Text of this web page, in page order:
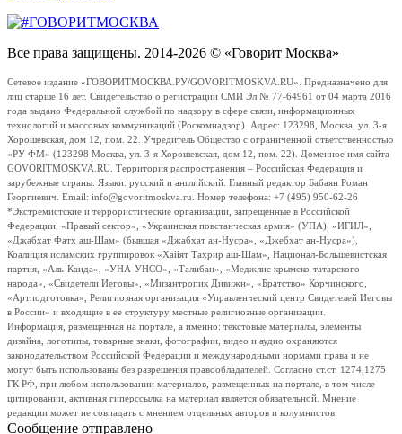
Все права защищены. 2014-2026 © «Говорит Москва»
Сетевое издание «ГОВОРИТМОСКВА.РУ/GOVORITMOSKVA.RU». Предназначено для
лиц старше 16 лет. Свидетельство о регистрации СМИ Эл № 77-64961 от 04 марта 2016
года выдано Федеральной службой по надзору в сфере связи, информационных
технологий и массовых коммуникаций (Роскомнадзор). Адрес: 123298, Москва, ул. 3-я
Хорошевская, дом 12, пом. 22. Учредитель Общество с ограниченной ответственностью
«РУ ФМ» (123298 Москва, ул. 3-я Хорошевская, дом 12, пом. 22). Доменное имя сайта
GOVORITMOSKVA.RU. Территория распространения – Российская Федерация и
зарубежные страны. Языки: русский и английский. Главный редактор Бабаян Роман
Георгиевич. Email: info@govoritmoskva.ru. Номер телефона: +7 (495) 950-62-26
*Экстремистские и террористические организации, запрещенные в Российской
Федерации: «Правый сектор», «Украинская повстанческая армия» (УПА), «ИГИЛ»,
«Джабхат Фатх аш-Шам» (бывшая «Джабхат ан-Нусра», «Джебхат ан-Нусра»),
Коалиция исламских группировок «Хайят Тахрир аш-Шам», Национал-Большевистская
партия, «Аль-Каида», «УНА-УНСО», «Талибан», «Меджлис крымско-татарского
народа», «Свидетели Иеговы», «Мизантропик Дивижн», «Братство» Корчинского,
«Артподготовка», Религиозная организация «Управленческий центр Свидетелей Иеговы
в России» и входящие в ее структуру местные религиозные организации.
Информация, размещенная на портале, а именно: текстовые материалы, элементы
дизайна, логотипы, товарные знаки, фотографии, видео и аудио охраняются
законодательством Российской Федерации и международными нормами права и не
могут быть использованы без разрешения правообладателей. Согласно ст.ст. 1274,1275
ГК РФ, при любом использовании материалов, размещенных на портале, в том числе
цитировании, активная гиперссылка на материал является обязательной. Мнение
редакции может не совпадать с мнением отдельных авторов и колумнистов.
Сообщение отправлено